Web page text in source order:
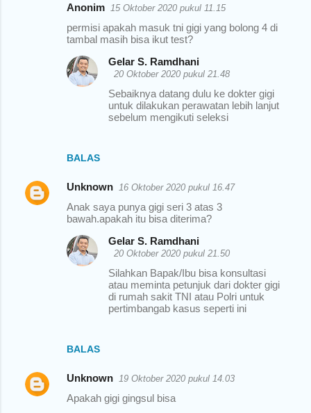
Anonim 15 Oktober 2020 pukul 11.15
permisi apakah masuk tni gigi yang bolong 4 di
tambal masih bisa ikut test?
BALAS
Gelar S. Ramdhani
20 Oktober 2020 pukul 21.48
Sebaiknya datang dulu ke dokter gigi
untuk dilakukan perawatan lebih lanjut
sebelum mengikuti seleksi
Unknown 16 Oktober 2020 pukul 16.47
Anak saya punya gigi seri 3 atas 3
bawah.apakah itu bisa diterima?
BALAS
Gelar S. Ramdhani
20 Oktober 2020 pukul 21.50
Silahkan Bapak/Ibu bisa konsultasi
atau meminta petunjuk dari dokter gigi
di rumah sakit TNI atau Polri untuk
pertimbangab kasus seperti ini
Unknown 19 Oktober 2020 pukul 14.03
Apakah gigi gingsul bisa